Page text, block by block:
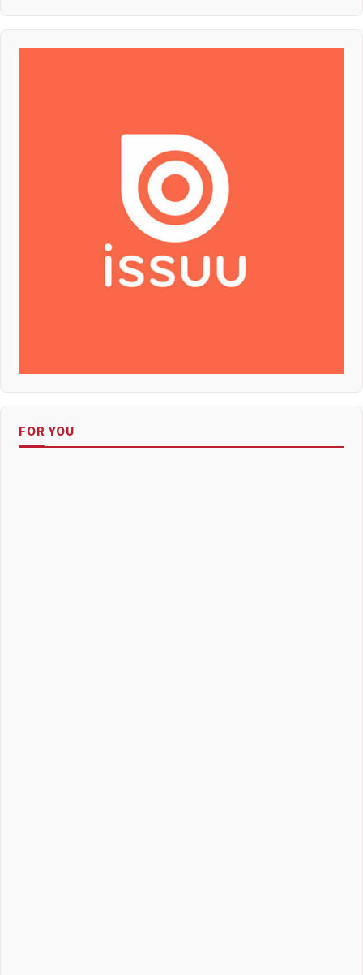
FOR YOU